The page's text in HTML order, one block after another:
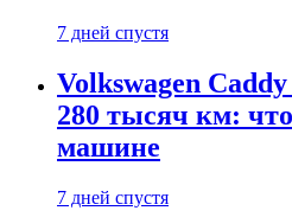
7 дней спустя
Volkswagen
280 тысяч км:
машине
7 дней спустя